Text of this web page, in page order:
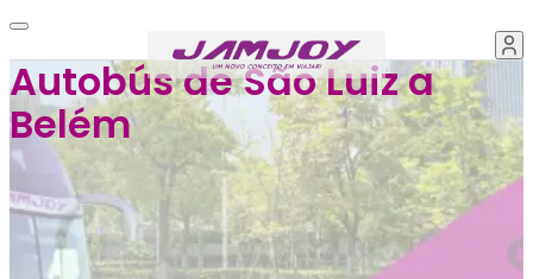
Autobús de São Luiz a
Belém